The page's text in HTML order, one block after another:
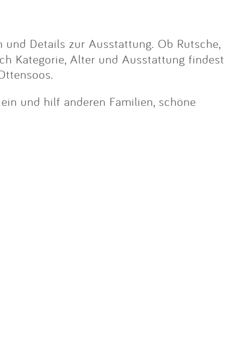
und Details zur Ausstattung. Ob Rutsche,
Kategorie, Alter und Ausstattung findest
und hilf anderen Familien, schöne